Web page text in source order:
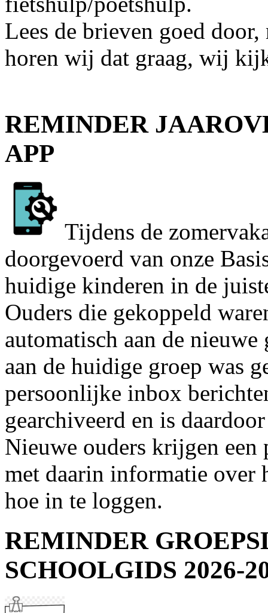
Lees de brieven goed
horen wij dat graag, wij
REMINDER
APP
Tijdens de
doorgevoerd van onze
huidige kinderen in de
Ouders die gekoppeld
automatisch aan de
aan de huidige groep was
persoonlijke inbox
gearchiveerd en is
Nieuwe ouders krijgen
met daarin informatie over
hoe in te loggen.
REMINDER
SCHOOLGIDS 2026-